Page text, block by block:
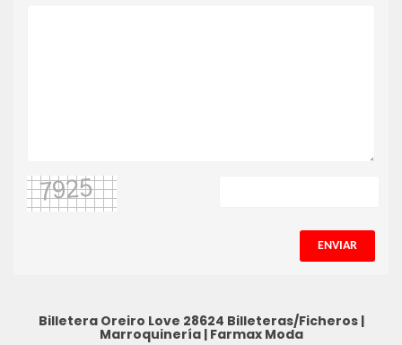
ENVIAR
Billetera Oreiro Love 28624 Billeteras/Ficheros|
Marroquinería| Farmax Moda